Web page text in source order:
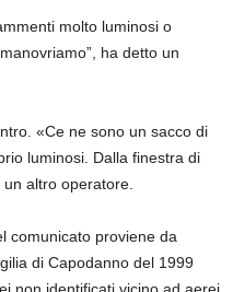
molto luminosi o
ha detto un
«Ce ne sono un sacco di
luminosi. Dalla finestra di
un altro operatore.
comunicato proviene da
di Capodanno del 1999